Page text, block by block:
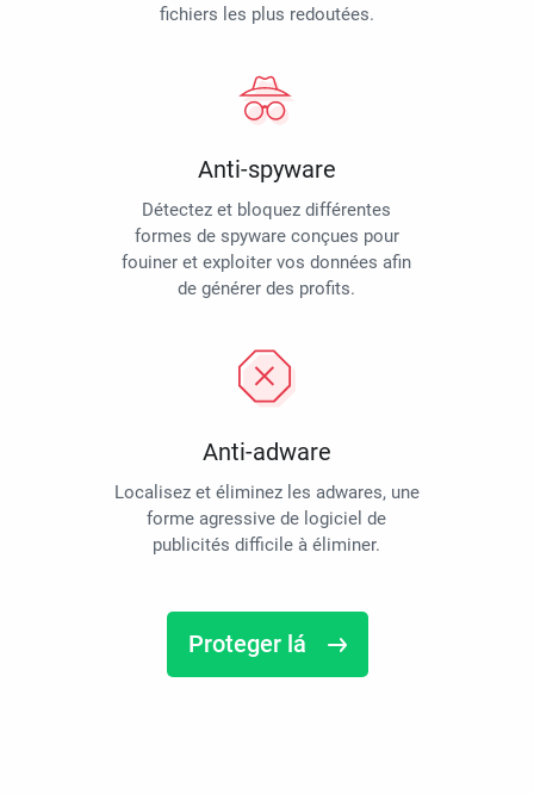
fichiers les plus redoutées.
Anti-spyware
Détectez et bloquez différentes
formes de spyware conçues pour
fouiner et exploiter vos données afin
de générer des profits.
Anti-adware
Localisez et éliminez les adwares, une
forme agressive de logiciel de
publicités difficile à éliminer.
Proteger lá